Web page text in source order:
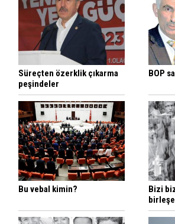
Süreçten özerklik çıkarma
peşindeler
BOP
Bu vebal kimin?
Bizi